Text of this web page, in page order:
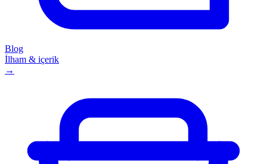
Blog
İlham & içerik
→